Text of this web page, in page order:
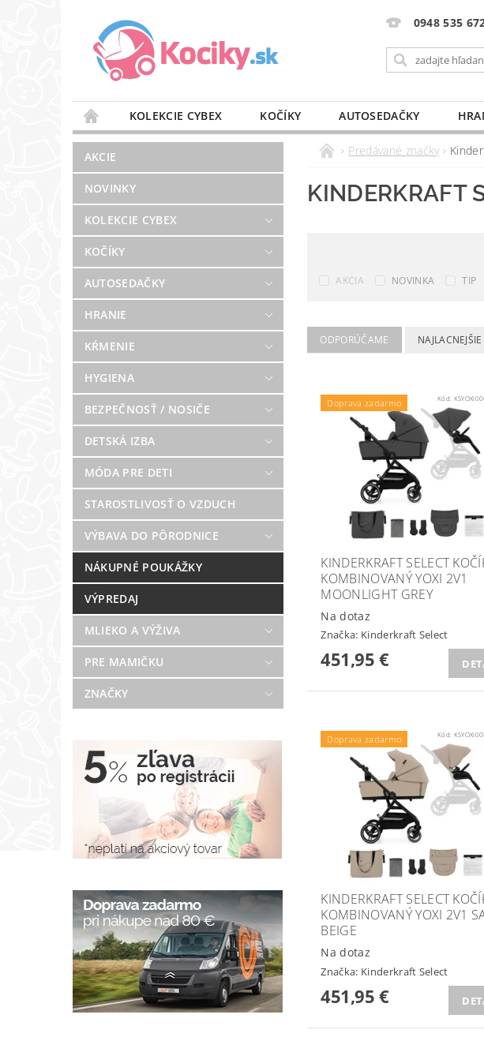
0948 535
KOLEKCIE CYBEX KOČÍKY AUTOSEDAČKY
STAROSTLIVOSŤ O VZDUCH
VÝBAVA DO PÔRODNICE
BLOG
PREDAJŇA KONTAKT
AKCIE
NOVINKY
KOLEKCIE CYBEX
KOČÍKY
AUTOSEDAČKY
HRANIE
KŔMENIE
HYGIENA
BEZPEČNOSŤ / NOSIČE
DETSKÁ IZBA
MÓDA PRE DETI
STAROSTLIVOSŤ O VZDUCH
VÝBAVA DO PÔRODNICE
NÁKUPNÉ POUKÁŽKY
VÝPREDAJ
MLIEKO A VÝŽIVA
PRE MAMIČKU
ZNAČKY
Predávané značky
KINDERKRAFT
AKCIA NOVINKA TIP
ODPORÚČAME NAJLACNEJŠIE
Doprava zadarmo Kód:
KINDERKRAFT SELECT
KOMBINOVANÝ YOXI 2V1
MOONLIGHT GREY
Na dotaz
Značka: Kinderkraft Select
451,95 €
Doprava zadarmo Kód:
KINDERKRAFT SELECT
KOMBINOVANÝ YOXI 2V1
BEIGE
Na dotaz
Značka: Kinderkraft Select
451,95 €